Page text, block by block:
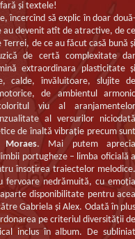
şi textele!
încercînd să explic în doar două-
au devenit atît de atractive, de ce
de ce au făcut casă bună şi
de certă complexitate dar
extraordinara plasticitate şi
calde, învăluitoare, slujite de
de ambientul armonic
viu al aranjamentelor
al versurilor niciodată
de înaltă vibraţie precum sunt
. Mai putem aprecia
portugheze – limba oficială a
însoţirea traiectelor melodice.
fervoare nedrămuită, cu emoţia
disponibilitate pentru acea
Gabriela şi Alex. Odată în plus
pe criteriul diversităţii de
inclus în album. De subliniat